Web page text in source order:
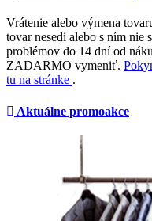
Vrátenie alebo výmena
tovar nesedí alebo s ním nie
problémov do 14 dní od
ZADARMO vymeniť.
tu na stránke .
Aktuálne promoakce